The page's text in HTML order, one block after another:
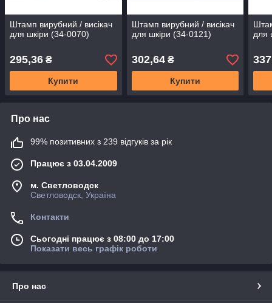
Штамп вирубний / висікач
для шкіри (34-0070)
295,36 ₴
Купити
Штамп вирубний / висікач
для шкіри (34-0121)
302,64₴
Купити
для
Про нас
99% позитивних з 239 відгуків за рік
Працює з 03.04.2009
м. Светловодск
Светловодск, Україна
Контакти
Сьогодні працює з 08:00 до 17:00
Показати весь графік роботи
Про нас